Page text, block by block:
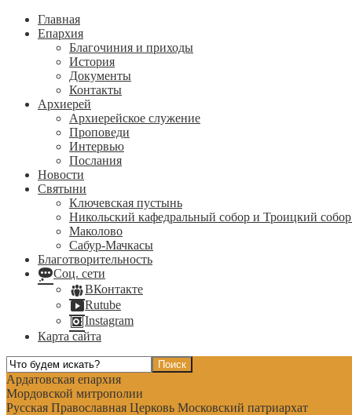
Главная
Епархия
Благочиния и приходы
История
Документы
Контакты
Архиерей
Архиерейское служение
Проповеди
Интервью
Послания
Новости
Святыни
Ключевская пустынь
Никольский кафедральный собор и Троицкий собор
Маколово
Сабур-Мачкасы
Благотворительность
Соц. сети
ВКонтакте
Rutube
Instagram
Карта сайта
Ардатовская епархия
Мордовской митрополии
Русская Православная Церковь Московский патриархат